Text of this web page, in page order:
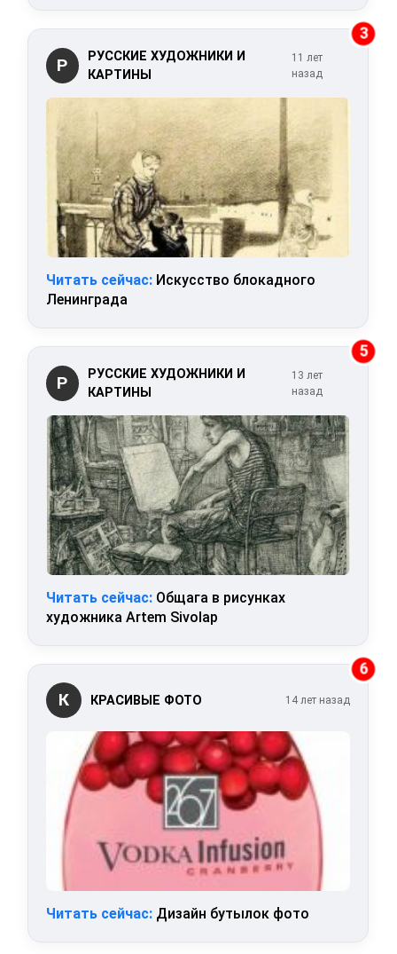
3
Р
РУССКИЕ ХУДОЖНИКИ И
КАРТИНЫ
11 лет
назад
Читать сейчас: Искусство блокадного
Ленинграда
5
Р
РУССКИЕ ХУДОЖНИКИ И
КАРТИНЫ
13 лет
назад
Читать сейчас: Общага в рисунках
художника Artem Sivolap
6
К КРАСИВЫЕ ФОТО 14 лет назад
Читать сейчас: Дизайн бутылок фото